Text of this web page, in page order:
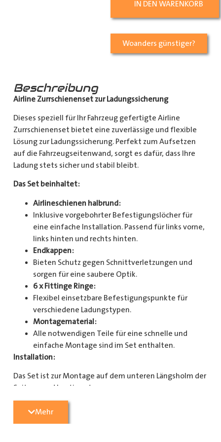
IN DEN WARENKORB
Woanders günstiger?
Beschreibung
Airline Zurrschienenset zur Ladungssicherung
Dieses speziell für Ihr Fahrzeug gefertigte Airline
Zurrschienenset bietet eine zuverlässige und flexible
Lösung zur Ladungssicherung. Perfekt zum Aufsetzen
auf die Fahrzeugseitenwand, sorgt es dafür, dass Ihre
Ladung stets sicher und stabil bleibt.
Das Set beinhaltet:
Airlineschienen halbrund:
Inklusive vorgebohrter Befestigungslöcher für
eine einfache Installation. Passend für links vorne,
links hinten und rechts hinten.
Endkappen:
Bieten Schutz gegen Schnittverletzungen und
sorgen für eine saubere Optik.
6 x Fittinge Ringe:
Flexibel einsetzbare Befestigungspunkte für
verschiedene Ladungstypen.
Montagematerial:
Alle notwendigen Teile für eine schnelle und
einfache Montage sind im Set enthalten.
Installation:
Das Set ist zur Montage auf dem unteren Längsholm der
Seitenwand bestimmt.
Mit diesem Zurrschienenset verbessern Sie die
Mehr